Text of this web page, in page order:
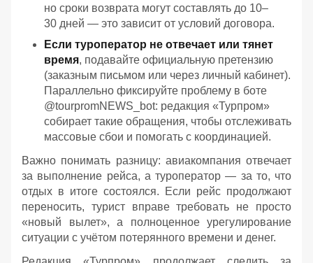
но сроки возврата могут составлять до 10–
30 дней — это зависит от условий договора.
Если туроператор не отвечает или тянет
время, подавайте официальную претензию
(заказным письмом или через личный кабинет).
Параллельно фиксируйте проблему в боте
@tourpromNEWS_bot: редакция «Турпром»
собирает такие обращения, чтобы отслеживать
массовые сбои и помогать с координацией.
Важно понимать разницу: авиакомпания отвечает
за выполнение рейса, а туроператор — за то, что
отдых в итоге состоялся. Если рейс продолжают
переносить, турист вправе требовать не просто
«новый вылет», а полноценное урегулирование
ситуации с учётом потерянного времени и денег.